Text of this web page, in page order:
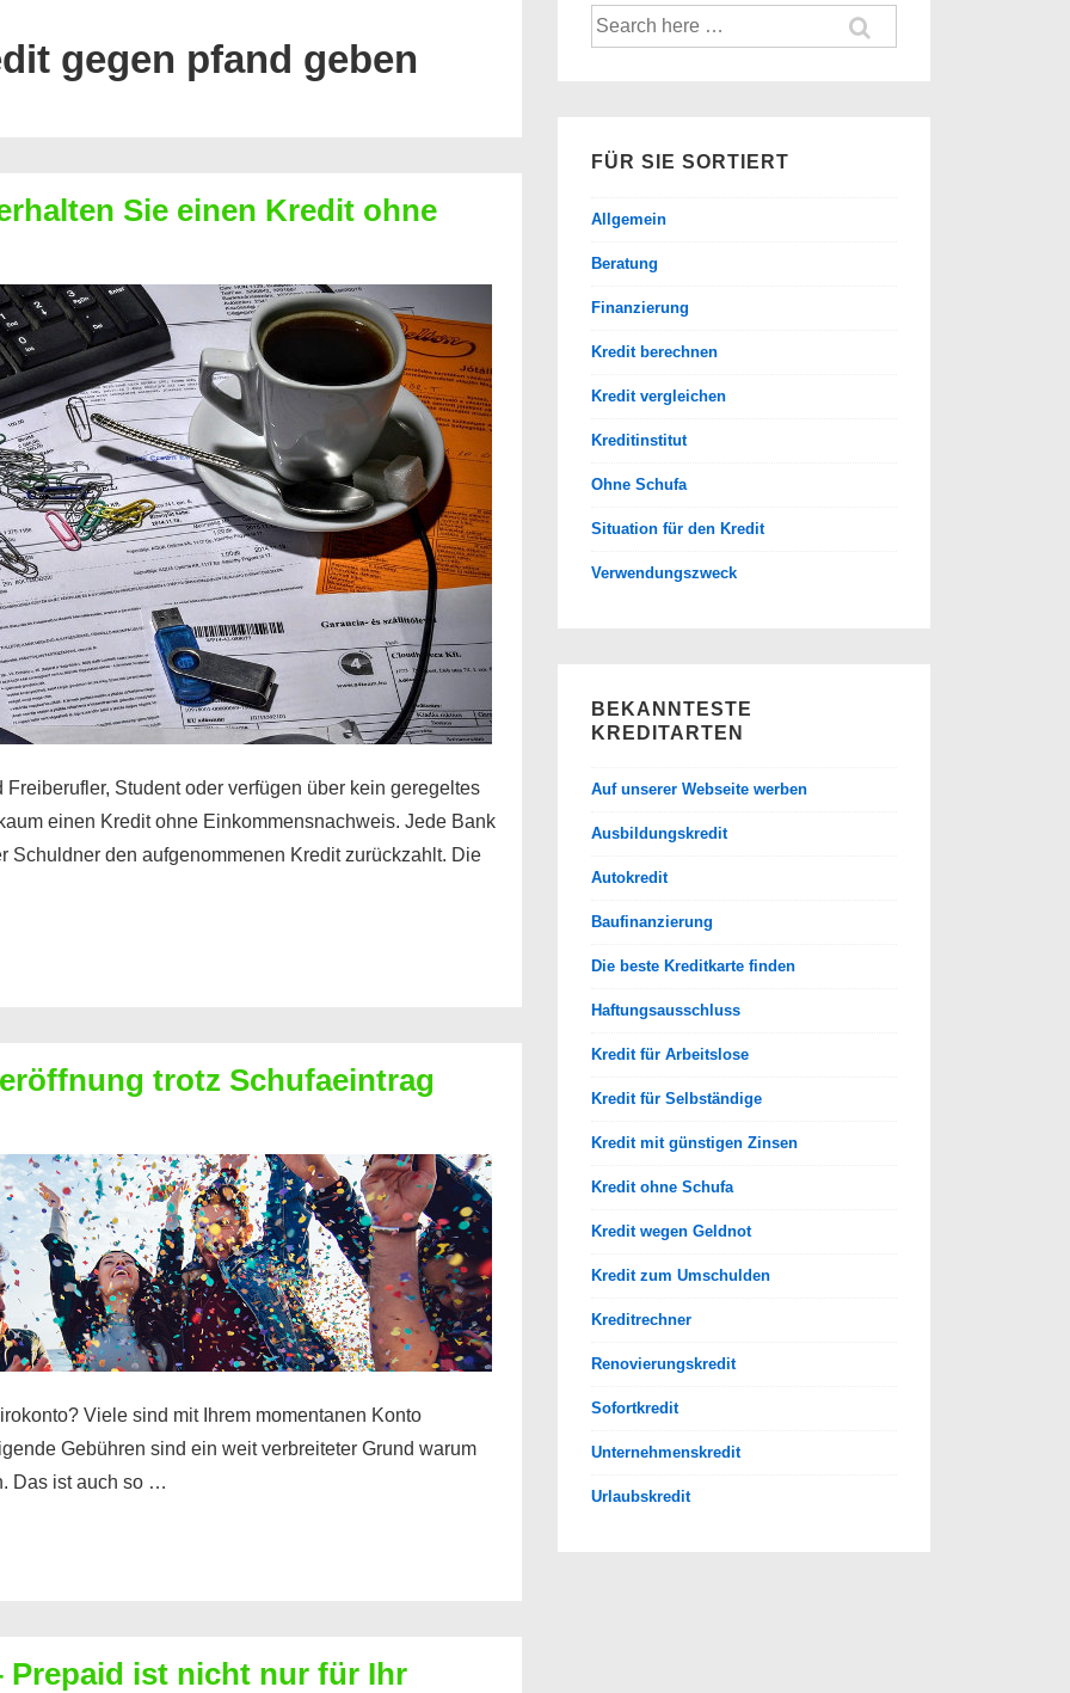
gegen pfand geben
Sie einen Kredit ohne
Student oder verfügen über kein geregeltes
einen Kredit ohne Einkommensnachweis. Jede Bank
Schuldner den aufgenommenen Kredit zurückzahlt. Die
trotz Schufaeintrag
Viele sind mit Ihrem momentanen Konto
Gebühren sind ein weit verbreiteter Grund warum
Das ist auch so …
Prepaid ist nicht nur für Ihr
Suche
nach:
FÜR SIE SORTIERT
Allgemein
Beratung
Finanzierung
Kredit berechnen
Kredit vergleichen
Kreditinstitut
Ohne Schufa
Situation für den Kredit
Verwendungszweck
BEKANNTESTE
KREDITARTEN
Auf unserer Webseite werben
Ausbildungskredit
Autokredit
Baufinanzierung
Die beste Kreditkarte finden
Haftungsausschluss
Kredit für Arbeitslose
Kredit für Selbständige
Kredit mit günstigen Zinsen
Kredit ohne Schufa
Kredit wegen Geldnot
Kredit zum Umschulden
Kreditrechner
Renovierungskredit
Sofortkredit
Unternehmenskredit
Urlaubskredit